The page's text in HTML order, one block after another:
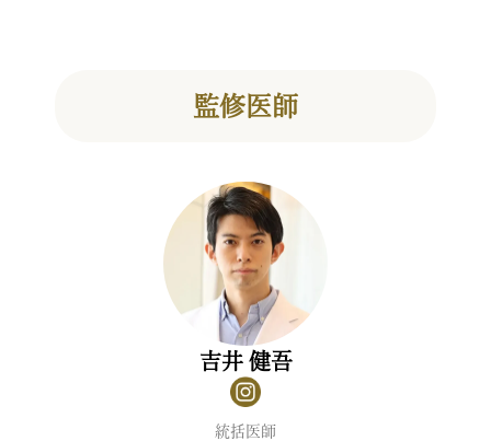
監修医師
吉井 健吾
統括医師